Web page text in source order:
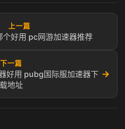
上一篇
好用 pc网游加速器推荐
下一篇
好用 pubg国际服加速器下
载地址
→